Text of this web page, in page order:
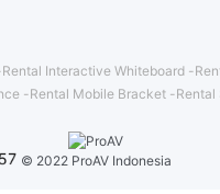
Rental Interactive Whiteboard
Rental Mobile Bracket
© 2022 ProAV Indonesia